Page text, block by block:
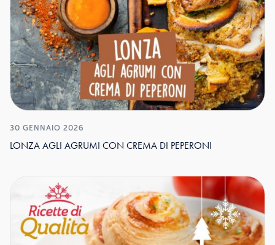
30 GENNAIO 2026
LONZA AGLI AGRUMI CON CREMA DI PEPERONI